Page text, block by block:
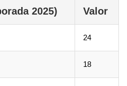
2025) Valor
24
18